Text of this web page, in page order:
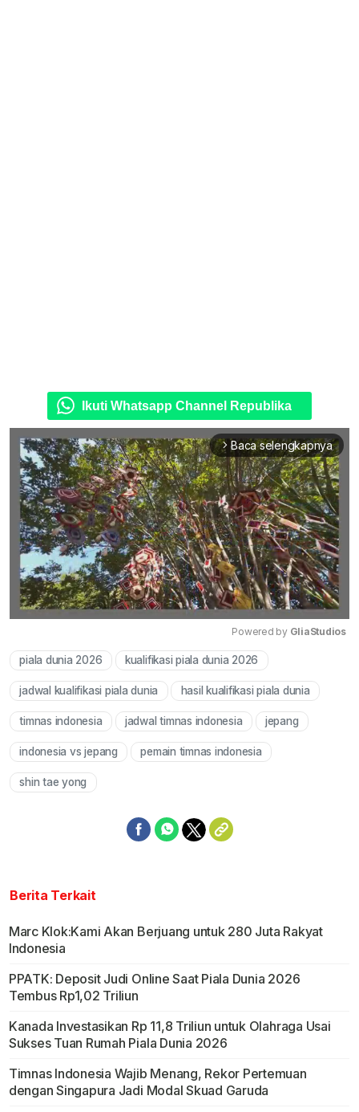
Ikuti Whatsapp Channel Republika
arrow_forward_ios Baca selengkapnya
Powered by GliaStudios
piala dunia 2026 kualifikasi piala dunia 2026
jadwal kualifikasi piala dunia hasil kualifikasi piala dunia
timnas indonesia jadwal timnas indonesia jepang
indonesia vs jepang pemain timnas indonesia
shin tae yong
Berita Terkait
Marc Klok:Kami Akan Berjuang untuk 280 Juta Rakyat
Indonesia
PPATK: Deposit Judi Online Saat Piala Dunia 2026
Tembus Rp1,02 Triliun
Kanada Investasikan Rp 11,8 Triliun untuk Olahraga Usai
Sukses Tuan Rumah Piala Dunia 2026
Timnas Indonesia Wajib Menang, Rekor Pertemuan
dengan Singapura Jadi Modal Skuad Garuda